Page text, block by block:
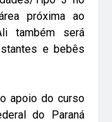
próxima ao
também será
e bebês
apoio do curso
do Paraná